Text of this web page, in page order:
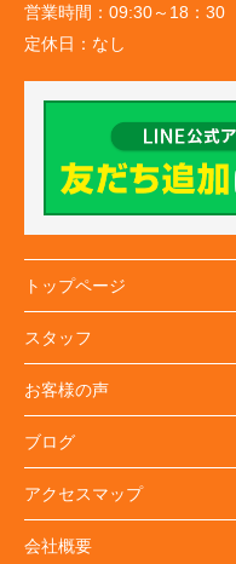
営業時間： 09:30～18：30
定休日： なし
トップページ
スタッフ
お客様の声
ブログ
アクセスマップ
会社概要